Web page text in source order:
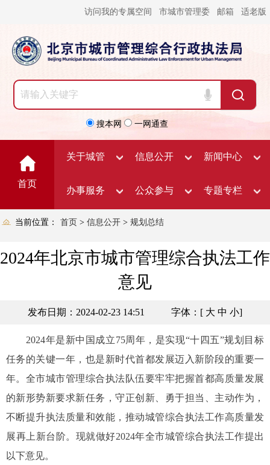
访问我的专属空间 市城市管理委 邮箱 适老版
搜本网 一网通查
首页
关于城管 信息公开 新闻中心
办事服务 公众参与 专题专栏
当前位置： 首页 > 信息公开 > 规划总结
2024年北京市城市管理综合执法工作
意见
发布日期：2024-02-23 14:51 字体：[ 大 中 小]
2024年是新中国成立75周年，是实现“十四五”规划目标
任务的关键一年，也是新时代首都发展迈入新阶段的重要一
年。全市城市管理综合执法队伍要牢牢把握首都高质量发展
的新形势新要求新任务，守正创新、勇于担当、主动作为，
不断提升执法质量和效能，推动城管综合执法工作高质量发
展再上新台阶。现就做好2024年全市城管综合执法工作提出
以下意见。